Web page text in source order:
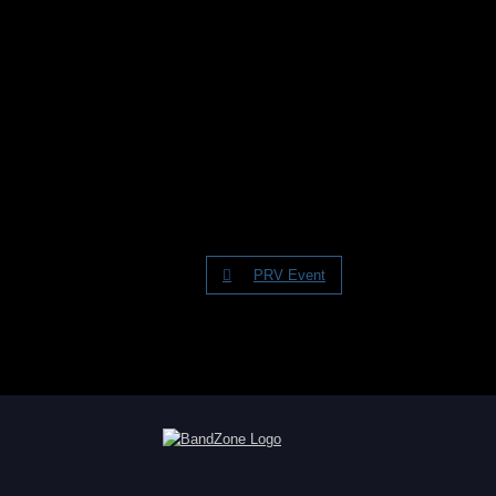
PRV Event